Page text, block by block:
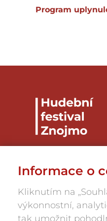
Program
Informace o
Kliknutím na
výkonnostní,
tak umožnit